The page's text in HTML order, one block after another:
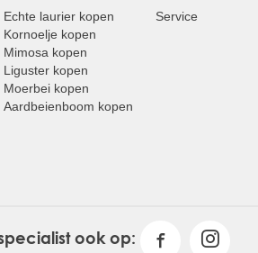
Echte laurier kopen
Kornoelje kopen
Mimosa kopen
Liguster kopen
Moerbei kopen
Aardbeienboom kopen
Service
ook op: